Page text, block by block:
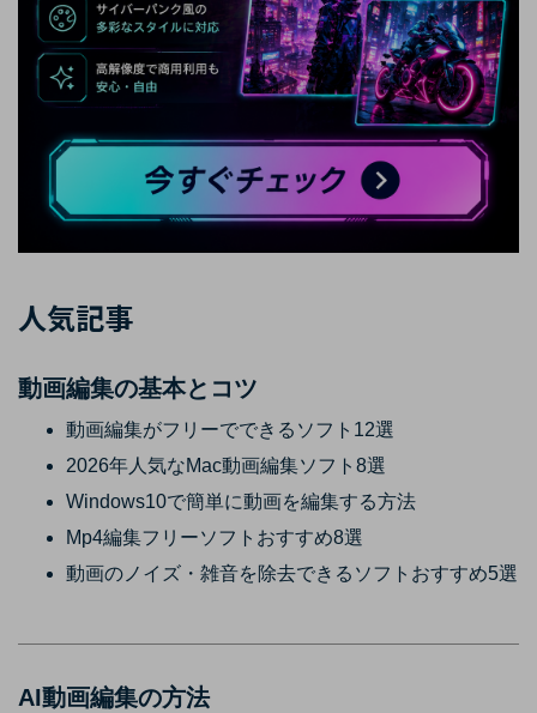
人気記事
動画編集の基本とコツ
動画編集がフリーでできるソフト12選
2026年人気なMac動画編集ソフト8選
Windows10で簡単に動画を編集する方法
Mp4編集フリーソフトおすすめ8選
動画のノイズ・雑音を除去できるソフトおすすめ5選
AI動画編集の方法